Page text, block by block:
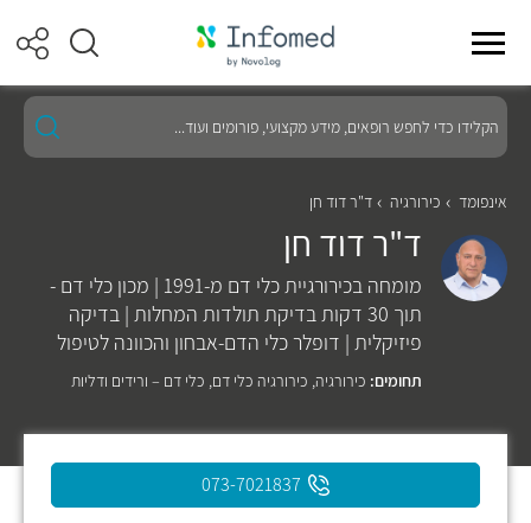
הקלידו
כדי
לחפש
מקצועי,
פורומים
ועוד...
אינפומד כירורגיה ד"ר דוד חן
ד"ר דוד חן
מומחה בכירורגיית כלי דם מ-1991 | מכון כלי דם -
תוך 30 דקות בדיקת תולדות המחלות | בדיקה
פיזיקלית | דופלר כלי הדם-אבחון והכוונה לטיפול
תחומים: כירורגיה, כירורגיה כלי דם, כלי דם – ורידים ודליות
073-7021837